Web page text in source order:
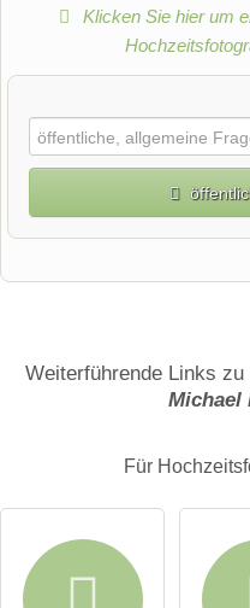
Klicken Sie hier um
E-Mail-Adresse (wird
Weiterführende Links
Michael
Für